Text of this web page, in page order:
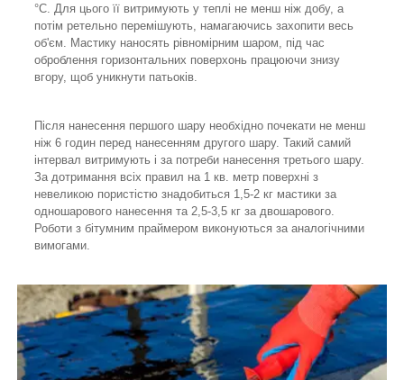
°C. Для цього її витримують у теплі не менш ніж добу, а
потім ретельно перемішують, намагаючись захопити весь
об'єм. Мастику наносять рівномірним шаром, під час
оброблення горизонтальних поверхонь працюючи знизу
вгору, щоб уникнути патьоків.
Після нанесення першого шару необхідно почекати не менш
ніж 6 годин перед нанесенням другого шару. Такий самий
інтервал витримують і за потреби нанесення третього шару.
За дотримання всіх правил на 1 кв. метр поверхні з
невеликою пористістю знадобиться 1,5-2 кг мастики за
одношарового нанесення та 2,5-3,5 кг за двошарового.
Роботи з бітумним праймером виконуються за аналогічними
вимогами.